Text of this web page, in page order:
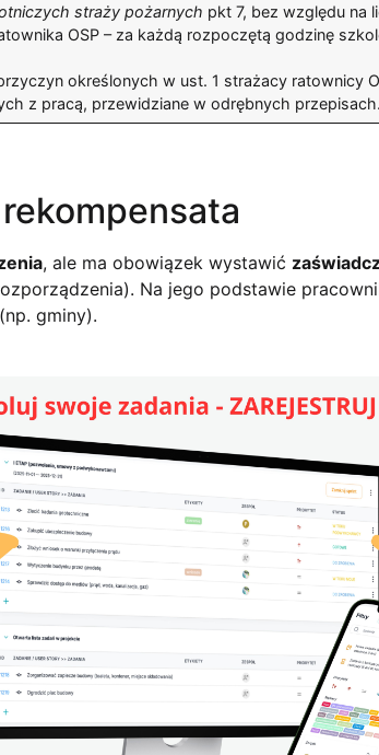
straży pożarnych pkt 7, bez względu na
OSP – za każdą rozpoczętą godzinę
określonych w ust. 1 strażacy ratownicy
z pracą, przewidziane w odrębnych przepisach.
, ale ma obowiązek wystawić
Na jego podstawie
gminy).